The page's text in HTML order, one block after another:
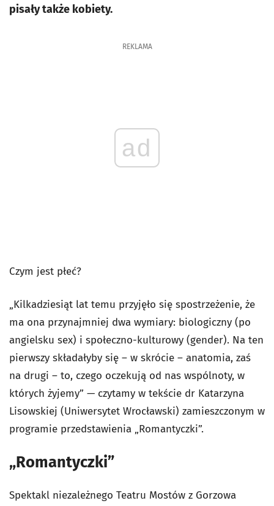
pisały także kobiety.
REKLAMA
ad
Czym jest płeć?
„Kilkadziesiąt lat temu przyjęło się spostrzeżenie, że
ma ona przynajmniej dwa wymiary: biologiczny (po
angielsku sex) i społeczno-kulturowy (gender). Na ten
pierwszy składałyby się – w skrócie – anatomia, zaś
na drugi – to, czego oczekują od nas wspólnoty, w
których żyjemy” — czytamy w tekście dr Katarzyna
Lisowskiej (Uniwersytet Wrocławski) zamieszczonym w
programie przedstawienia „Romantyczki”.
„Romantyczki”
Spektakl niezależnego Teatru Mostów z Gorzowa